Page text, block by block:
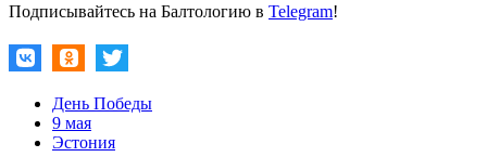
Подписывайтесь на Балтологию в Telegram!
День Победы
9 мая
Эстония